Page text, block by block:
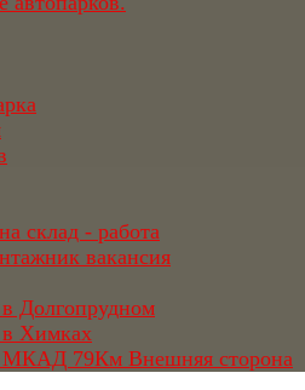
склад - работа
вакансия
Долгопрудном
Химках
79Км Внешняя сторона